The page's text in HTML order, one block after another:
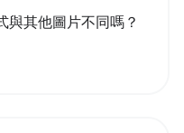
與其他圖片不同嗎？